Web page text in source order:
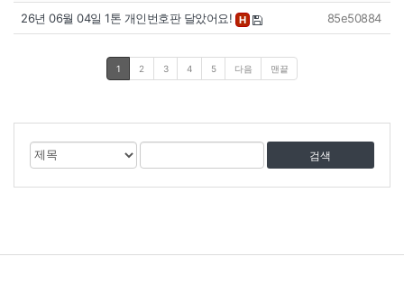
26년 06월 04일 1톤 개인번호판 달았어요! H 85e50884
1 2 3 4 5 다음 맨끝
게
물
검
색
대
검
어